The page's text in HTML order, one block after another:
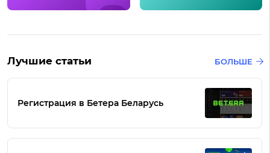
Лучшие статьи БОЛЬШЕ
Регистрация в Бетера Беларусь